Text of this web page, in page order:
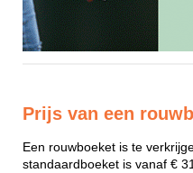
Prijs van een
Een rouwboeket is te
standaardboeket is vanaf €